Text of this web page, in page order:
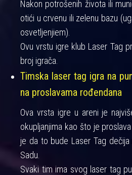
Nakon potrošenih života ili
otići u crvenu ili zelenu bazu
osvetljenjiem).
Ovu vrstu igre klub Laser Tag
broj igrača.
Timska laser tag igra na
na proslavama rođendana
Ova vrsta igre u areni je
okupljanjima kao što je
je da to bude Laser Tag
Sadu.
Svaki tim ima svog laser tag